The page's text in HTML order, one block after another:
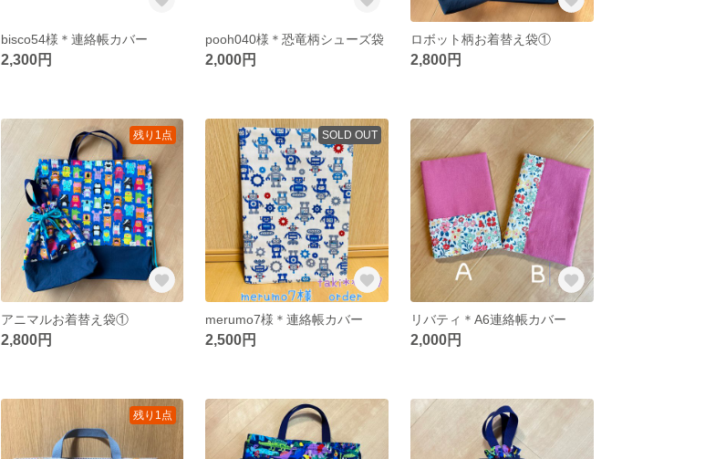
bisco54様＊連絡帳カバー
2,300円
pooh040様＊恐竜柄シューズ袋
2,000円
ロボット柄お着替え袋①
2,800円
残り1点
アニマルお着替え袋①
2,800円
SOLD OUT
merumo7様＊連絡帳カバー
2,500円
リバティ＊A6連絡帳カバー
2,000円
残り1点